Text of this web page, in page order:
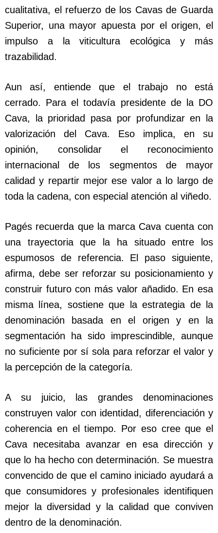
cualitativa, el refuerzo de los Cavas de Guarda
Superior, una mayor apuesta por el origen, el
impulso a la viticultura ecológica y más
trazabilidad.
Aun así, entiende que el trabajo no está
cerrado. Para el todavía presidente de la DO
Cava, la prioridad pasa por profundizar en la
valorización del Cava. Eso implica, en su
opinión, consolidar el reconocimiento
internacional de los segmentos de mayor
calidad y repartir mejor ese valor a lo largo de
toda la cadena, con especial atención al viñedo.
Pagés recuerda que la marca Cava cuenta con
una trayectoria que la ha situado entre los
espumosos de referencia. El paso siguiente,
afirma, debe ser reforzar su posicionamiento y
construir futuro con más valor añadido. En esa
misma línea, sostiene que la estrategia de la
denominación basada en el origen y en la
segmentación ha sido imprescindible, aunque
no suficiente por sí sola para reforzar el valor y
la percepción de la categoría.
A su juicio, las grandes denominaciones
construyen valor con identidad, diferenciación y
coherencia en el tiempo. Por eso cree que el
Cava necesitaba avanzar en esa dirección y
que lo ha hecho con determinación. Se muestra
convencido de que el camino iniciado ayudará a
que consumidores y profesionales identifiquen
mejor la diversidad y la calidad que conviven
dentro de la denominación.